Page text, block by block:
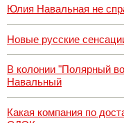
Юлия Навальная не
Новые русские
В колонии "Полярный
Навальный
Какая компания по